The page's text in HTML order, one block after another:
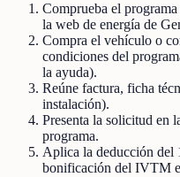
Comprueba el
la web de energía de
Compra el vehículo o
condiciones del
la ayuda).
Reúne factura, ficha
instalación).
Presenta la solicitud en
programa.
Aplica la deducción del
bonificación del IVTM